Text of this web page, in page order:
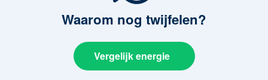
Waarom nog twijfelen?
Vergelijk energie